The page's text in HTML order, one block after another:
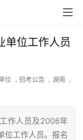
单位工作人员
位 , 招考公告 , 湖南
,
作人员及2006年
位工作人员。报名